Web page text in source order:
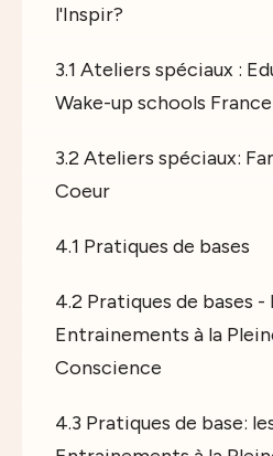
l'Inspir?
3.1 Ateliers spéciaux :
Wake-up schools
3.2 Ateliers spéciaux:
Coeur
4.1 Pratiques de bases
4.2 Pratiques de bases -
Entrainements à la
Conscience
4.3 Pratiques de base: